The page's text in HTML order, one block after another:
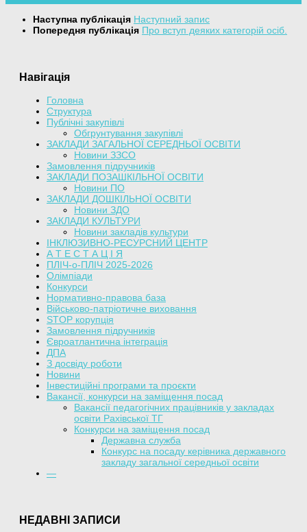
Наступна публікація Наступний запис
Попередня публікація Про вступ деяких категорій осіб.
Навігація
Головна
Структура
Публічні закупівлі
Обгрунтування закупівлі
ЗАКЛАДИ ЗАГАЛЬНОЇ СЕРЕДНЬОЇ ОСВІТИ
Новини ЗЗСО
Замовлення підручників
ЗАКЛАДИ ПОЗАШКІЛЬНОЇ ОСВІТИ
Новини ПО
ЗАКЛАДИ ДОШКІЛЬНОЇ ОСВІТИ
Новини ЗДО
ЗАКЛАДИ КУЛЬТУРИ
Новини закладів культури
ІНКЛЮЗИВНО-РЕСУРСНИЙ ЦЕНТР
А Т Е С Т А Ц І Я
ПЛІЧ-о-ПЛІЧ 2025-2026
Олімпіади
Конкурси
Нормативно-правова база
Військово-патріотичне виховання
STOP корупція
Замовлення підручників
Євроатлантична інтеграція
ДПА
З досвіду роботи
Новини
Інвестиційні програми та проєкти
Вакансії, конкурси на заміщення посад
Вакансії педагогічних працівників у закладах
освіти Рахівської ТГ
Конкурси на заміщення посад
Державна служба
Конкурс на посаду керівника державного
закладу загальної середньої освіти
—
НЕДАВНІ ЗАПИСИ